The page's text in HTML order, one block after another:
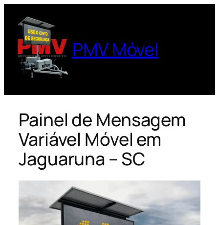
para
conteúdo
PMV Móvel
Painel de Mensagem
Variável Móvel em
Jaguaruna – SC